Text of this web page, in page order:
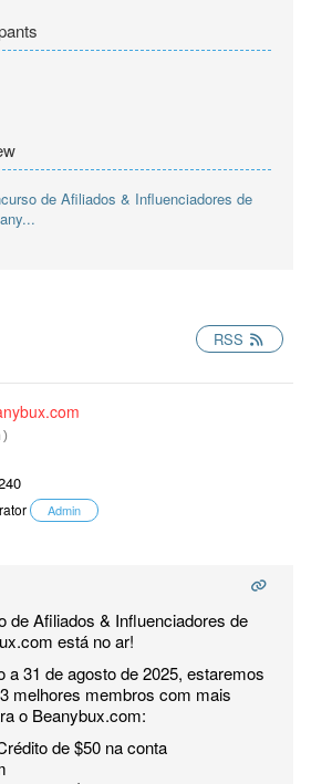
de Afiliados & Influenciadores de
RSS
Admin
de Afiliados & Influenciadores de
está no ar!
a 31 de agosto de 2025, estaremos
melhores membros com mais
o Beanybux.com:
de $50 na conta